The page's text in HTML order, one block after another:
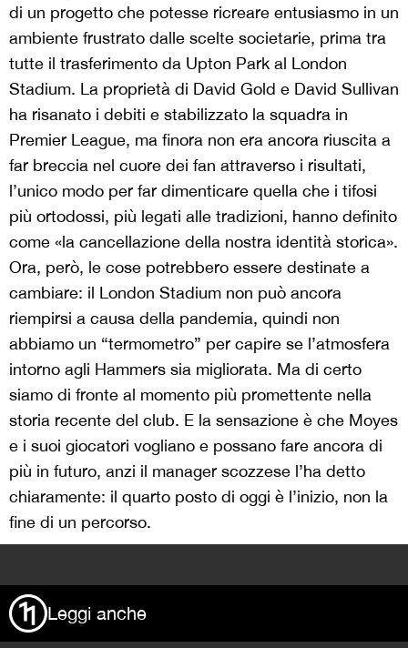
di un progetto che potesse ricreare entusiasmo in un
ambiente frustrato dalle scelte societarie, prima tra
tutte il trasferimento da Upton Park al London
Stadium. La proprietà di David Gold e David Sullivan
ha risanato i debiti e stabilizzato la squadra in
Premier League, ma finora non era ancora riuscita a
far breccia nel cuore dei fan attraverso i risultati,
l’unico modo per far dimenticare quella che i tifosi
più ortodossi, più legati alle tradizioni, hanno definito
come «la cancellazione della nostra identità storica».
Ora, però, le cose potrebbero essere destinate a
cambiare: il London Stadium non può ancora
riempirsi a causa della pandemia, quindi non
abbiamo un “termometro” per capire se l’atmosfera
intorno agli Hammers sia migliorata. Ma di certo
siamo di fronte al momento più promettente nella
storia recente del club. E la sensazione è che Moyes
e i suoi giocatori vogliano e possano fare ancora di
più in futuro, anzi il manager scozzese l’ha detto
chiaramente: il quarto posto di oggi è l’inizio, non la
fine di un percorso.
Leggi anche